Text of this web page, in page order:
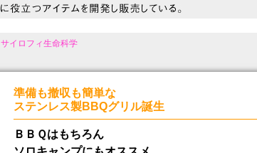
サイロフィ生命科学
準備も撤収も簡単な
ステンレス製BBQグリル誕生
ＢＢＱはもちろん